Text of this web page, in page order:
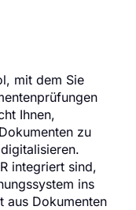
mit dem Sie
Ihnen,
zu
integriert sind,
ins
aus Dokumenten